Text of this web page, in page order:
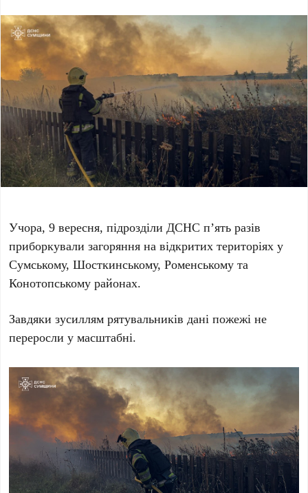
Учора, 9 вересня, підрозділи ДСНС п’ять разів
приборкували загоряння на відкритих територіях у
Сумському, Шосткинському, Роменському та
Конотопському районах.
Завдяки зусиллям рятувальників дані пожежі не
переросли у масштабні.